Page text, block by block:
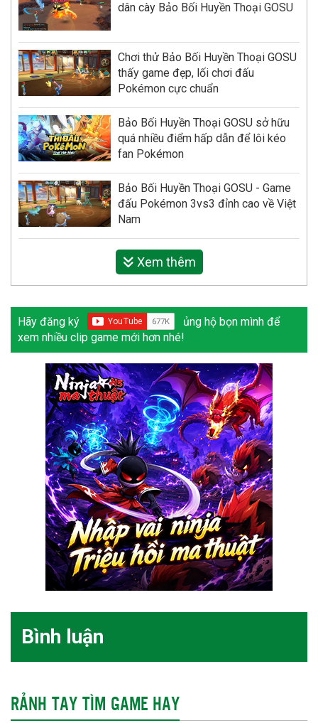
dân cày Bảo Bối Huyền Thoại GOSU
Chơi thử Bảo Bối Huyền Thoại GOSU
thấy game đẹp, lối chơi đấu
Pokémon cực chuẩn
Bảo Bối Huyền Thoại GOSU sở hữu
quá nhiều điểm hấp dẫn để lôi kéo
fan Pokémon
Bảo Bối Huyền Thoại GOSU - Game
đấu Pokémon 3vs3 đỉnh cao về Việt
Nam
Xem thêm
Hãy đăng ký
ủng hộ bọn mình để
xem nhiều clip game mới hơn nhé!
Bình luận
RẢNH TAY TÌM GAME HAY